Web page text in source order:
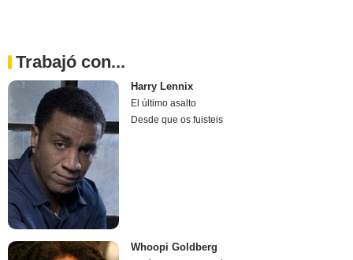
Trabajó con...
Harry Lennix
El último asalto
Desde que os fuisteis
Whoopi Goldberg